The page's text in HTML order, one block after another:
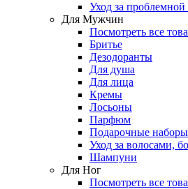
Уход за
Для Мужчин
Посмотреть все
Бритье
Дезодоранты
Для душа
Для лица
Кремы
Лосьоны
Парфюм
Подарочные наборы
Уход за волосами,
Шампуни
Для Ног
Посмотреть все